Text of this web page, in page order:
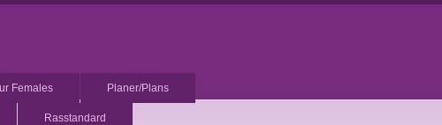
Females Planer/Plans
Rasstandard